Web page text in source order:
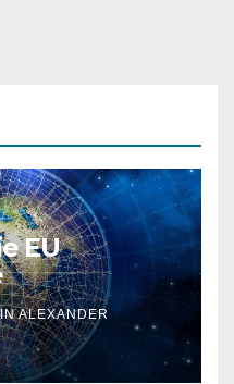
EU
ALEXANDER